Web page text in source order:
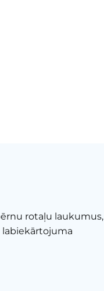
rotaļu laukumus,